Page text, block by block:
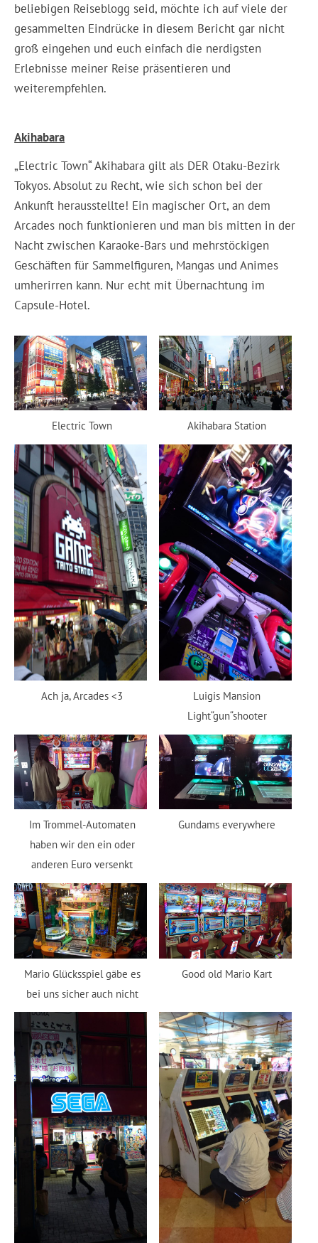
beliebigen Reiseblogg seid, möchte ich auf viele der
gesammelten Eindrücke in diesem Bericht gar nicht
groß eingehen und euch einfach die nerdigsten
Erlebnisse meiner Reise präsentieren und
weiterempfehlen.
Akihabara
„Electric Town“ Akihabara gilt als DER Otaku-Bezirk
Tokyos. Absolut zu Recht, wie sich schon bei der
Ankunft herausstellte! Ein magischer Ort, an dem
Arcades noch funktionieren und man bis mitten in der
Nacht zwischen Karaoke-Bars und mehrstöckigen
Geschäften für Sammelfiguren, Mangas und Animes
umherirren kann. Nur echt mit Übernachtung im
Capsule-Hotel.
Electric Town Akihabara Station
Ach ja, Arcades <3
Luigis Mansion
Light“gun“shooter
Im Trommel-Automaten
haben wir den ein oder
anderen Euro versenkt
Gundams everywhere
Mario Glücksspiel gäbe es
bei uns sicher auch nicht
Good old Mario Kart